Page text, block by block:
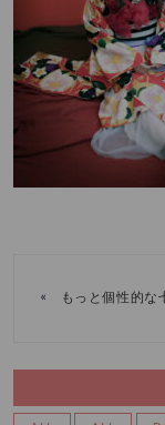
« もっと個性的な